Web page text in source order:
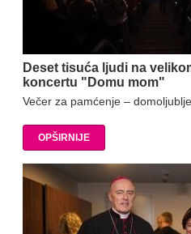
Deset tisuća ljudi na
koncertu "Domu mom"
Večer za pamćenje –
OPŠIRNIJE